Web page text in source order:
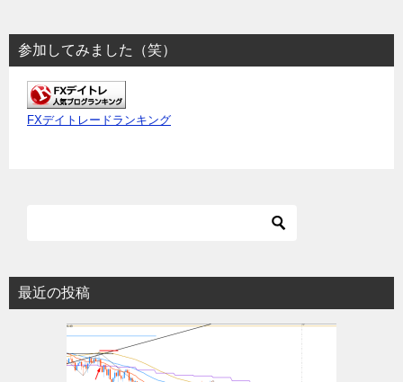
参加してみました（笑）
FXデイトレードランキング
最近の投稿